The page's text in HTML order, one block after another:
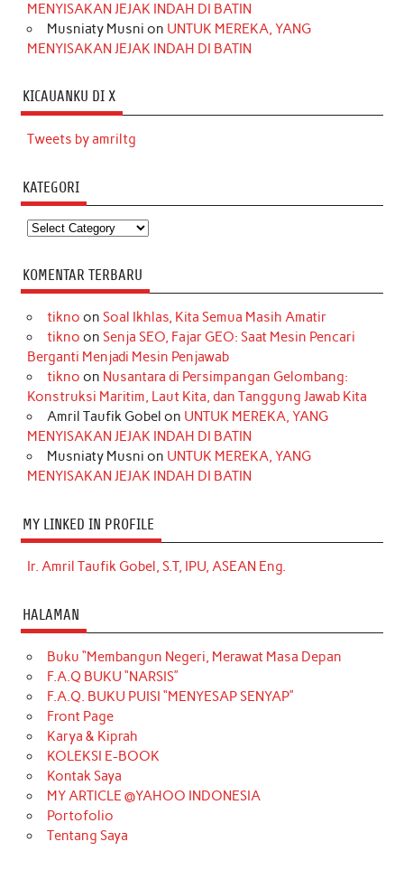
MENYISAKAN JEJAK INDAH DI BATIN
Musniaty Musni on UNTUK MEREKA, YANG
MENYISAKAN JEJAK INDAH DI BATIN
KICAUANKU DI X
Tweets by amriltg
KATEGORI
Kategori
KOMENTAR TERBARU
tikno on Soal Ikhlas, Kita Semua Masih Amatir
tikno on Senja SEO, Fajar GEO: Saat Mesin Pencari
Berganti Menjadi Mesin Penjawab
tikno on Nusantara di Persimpangan Gelombang:
Konstruksi Maritim, Laut Kita, dan Tanggung Jawab Kita
Amril Taufik Gobel on UNTUK MEREKA, YANG
MENYISAKAN JEJAK INDAH DI BATIN
Musniaty Musni on UNTUK MEREKA, YANG
MENYISAKAN JEJAK INDAH DI BATIN
MY LINKED IN PROFILE
Ir. Amril Taufik Gobel, S.T, IPU, ASEAN Eng.
HALAMAN
Buku “Membangun Negeri, Merawat Masa Depan
F.A.Q BUKU “NARSIS”
F.A.Q. BUKU PUISI “MENYESAP SENYAP”
Front Page
Karya & Kiprah
KOLEKSI E-BOOK
Kontak Saya
MY ARTICLE @YAHOO INDONESIA
Portofolio
Tentang Saya